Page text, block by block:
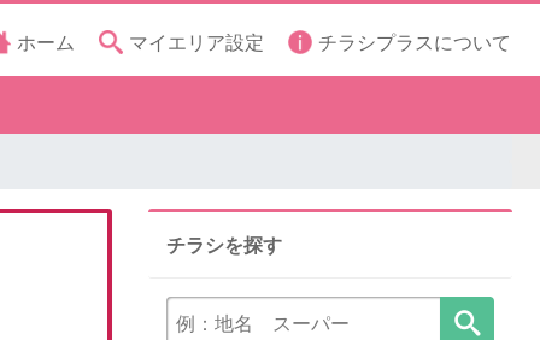
ホーム マイエリア設定 チラシプラスについて
チラシを探す